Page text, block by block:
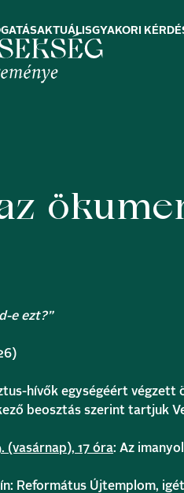
AKTUÁLISGYAKORI
e ezt?”
hívők egységéért végzett
beosztás szerint tartjuk
(vasárnap), 17 óra: Az
Református Újtemplom,